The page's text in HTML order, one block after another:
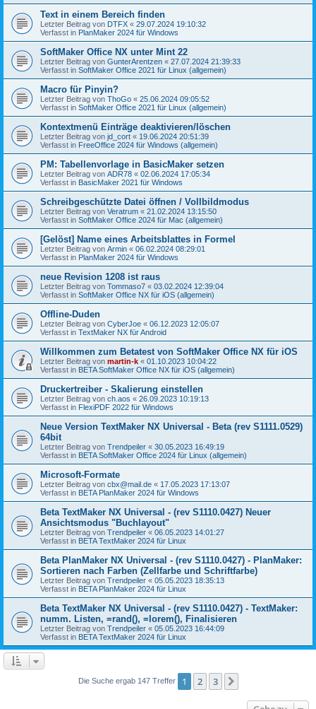
Text in einem Bereich finden
Letzter Beitrag von DTFX « 29.07.2024 19:10:32
Verfasst in PlanMaker 2024 für Windows
SoftMaker Office NX unter Mint 22
Letzter Beitrag von GunterArentzen « 27.07.2024 21:39:33
Verfasst in SoftMaker Office 2021 für Linux (allgemein)
Macro für Pinyin?
Letzter Beitrag von ThoGo « 25.06.2024 09:05:52
Verfasst in SoftMaker Office 2021 für Linux (allgemein)
Kontextmenü Einträge deaktivieren/löschen
Letzter Beitrag von jd_cort « 19.06.2024 20:51:39
Verfasst in FreeOffice 2024 für Windows (allgemein)
PM: Tabellenvorlage in BasicMaker setzen
Letzter Beitrag von ADR78 « 02.06.2024 17:05:34
Verfasst in BasicMaker 2021 für Windows
Schreibgeschützte Datei öffnen / Vollbildmodus
Letzter Beitrag von Veratrum « 21.02.2024 13:15:50
Verfasst in SoftMaker Office 2024 für Mac (allgemein)
[Gelöst] Name eines Arbeitsblattes in Formel
Letzter Beitrag von Armin « 06.02.2024 08:29:01
Verfasst in PlanMaker 2024 für Windows
neue Revision 1208 ist raus
Letzter Beitrag von Tommaso7 « 03.02.2024 12:39:04
Verfasst in SoftMaker Office NX für iOS (allgemein)
Offline-Duden
Letzter Beitrag von CyberJoe « 06.12.2023 12:05:07
Verfasst in TextMaker NX für Android
Willkommen zum Betatest von SoftMaker Office NX für iOS
Letzter Beitrag von martin-k « 01.10.2023 10:04:22
Verfasst in BETA SoftMaker Office NX für iOS (allgemein)
Druckertreiber - Skalierung einstellen
Letzter Beitrag von ch.aos « 26.09.2023 10:19:13
Verfasst in FlexiPDF 2022 für Windows
Neue Version TextMaker NX Universal - Beta (rev S1111.0529)
64bit
Letzter Beitrag von Trendpeiler « 30.05.2023 16:49:19
Verfasst in BETA SoftMaker Office 2024 für Linux (allgemein)
Microsoft-Formate
Letzter Beitrag von cbx@mail.de « 17.05.2023 17:13:07
Verfasst in BETA PlanMaker 2024 für Windows
Beta TextMaker NX Universal - (rev S1110.0427) Neuer
Ansichtsmodus "Buchlayout"
Letzter Beitrag von Trendpeiler « 06.05.2023 14:01:27
Verfasst in BETA TextMaker 2024 für Linux
Beta PlanMaker NX Universal - (rev S1110.0427) - PlanMaker:
Sortieren nach Farben (Zellfarbe und Schriftfarbe)
Letzter Beitrag von Trendpeiler « 05.05.2023 18:35:13
Verfasst in BETA PlanMaker 2024 für Linux
Beta TextMaker NX Universal - (rev S1110.0427) - TextMaker:
numm. Listen, =rand(), =lorem(), Finalisieren
Letzter Beitrag von Trendpeiler « 05.05.2023 16:44:09
Verfasst in BETA TextMaker 2024 für Linux
Die Suche ergab 147 Treffer 1 2 3